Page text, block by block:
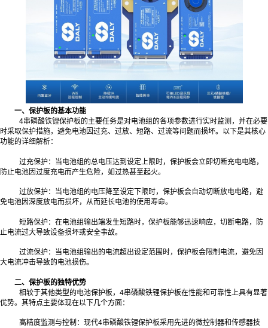
一、保护板的基本功能
4串磷酸铁锂保护板的主要任务是对电池组的各项参数进行实时监测，并在必要
时采取保护措施，避免电池因过充、过放、短路、过流等问题而损坏。以下是其核心
功能的详细解析：
过充保护：当电池组的总电压达到设定上限时，保护板会立即切断充电电路，
防止电池因过度充电而产生危险，如过热甚至起火。
过放保护：当电池组的电压降至设定下限时，保护板会自动切断放电电路，避
免电池因深度放电而损坏，从而延长电池的使用寿命。
短路保护：在电池组输出端发生短路时，保护板能够迅速响应，切断电路，防
止电流过大导致设备损坏或安全事故。
过流保护：当电池组输出的电流超出设定范围时，保护板会限制电流，避免因
大电流冲击导致的电池损伤。
二、保护板的独特优势
相较于其他类型的电池保护板，4串磷酸铁锂保护板在性能和可靠性上具有显著
优势。其特点主要体现在以下几个方面：
高精度监测与控制：现代4串磷酸铁锂保护板采用先进的微控制器和传感器技